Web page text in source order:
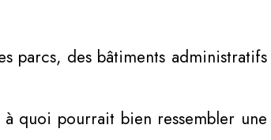
parcs, des bâtiments administratifs
à quoi pourrait bien ressembler une